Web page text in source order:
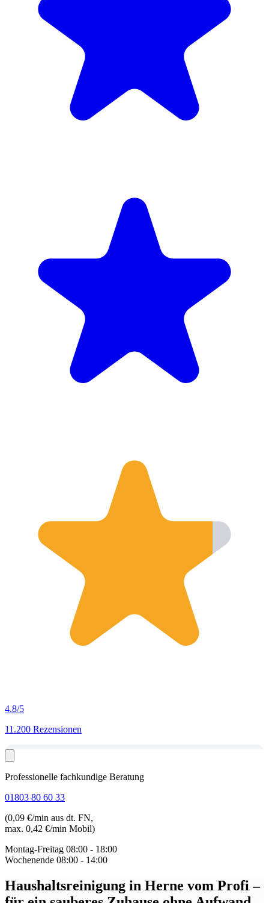
4.8/5
11.200 Rezensionen
Professionelle fachkundige Beratung
01803 80 60 33
(0,09 €/min aus dt. FN,
max. 0,42 €/min Mobil)
Montag-Freitag 08:00 - 18:00
Wochenende 08:00 - 14:00
Haushaltsreinigung in Herne vom Profi –